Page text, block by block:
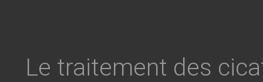
Le traitement des